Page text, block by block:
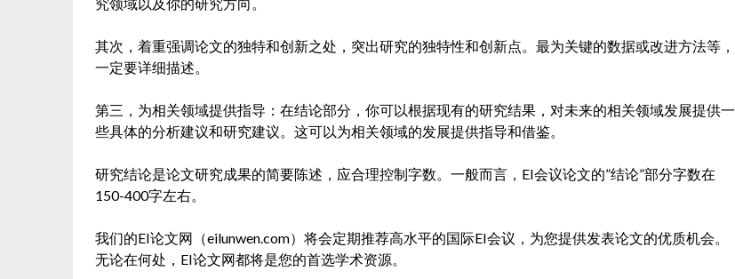
其次，着重强调论文的独特和创新之处，突出研究的独特性和创新点。最为关键的数据或改进方法等，
一定要详细描述。
第三，为相关领域提供指导：在结论部分，你可以根据现有的研究结果，对未来的相关领域发展提供一
些具体的分析建议和研究建议。这可以为相关领域的发展提供指导和借鉴。
研究结论是论文研究成果的简要陈述，应合理控制字数。一般而言，EI会议论文的”结论”部分字数在
150-400字左右。
我们的EI论文网（eilunwen.com）将会定期推荐高水平的国际EI会议，为您提供发表论文的优质机会。
无论在何处，EI论文网都将是您的首选学术资源。